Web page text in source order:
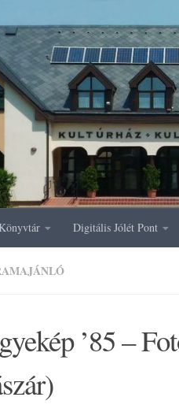
Könyvtár Digitális Jólét Pont
’85 –